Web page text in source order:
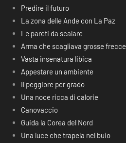
Predire il futuro
La zona delle Ande con La Paz
Le pareti da scalare
Arma che scagliava grosse frecce
Vasta insenatura libica
Appestare un ambiente
Il peggiore per grado
Una noce ricca di calorie
Canovaccio
Guida la Corea del Nord
Una luce che trapela nel buio